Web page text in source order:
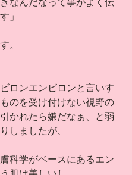
きなんだなって事がよく伝
」
。
ロンエンビロンと言いす
のを受け付けない視野の
かれたら嫌だなぁ、と弱
しましたが、
科学がベースにあるエン